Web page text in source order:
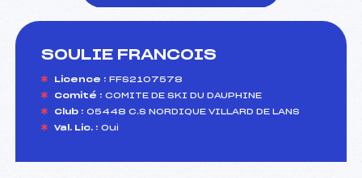
SOULIE FRANCOIS
Licence : FFS2107578
Comité : COMITE DE SKI DU DAUPHINE
Club : 05448 C.S NORDIQUE VILLARD DE LANS
Val. Lic. : Oui